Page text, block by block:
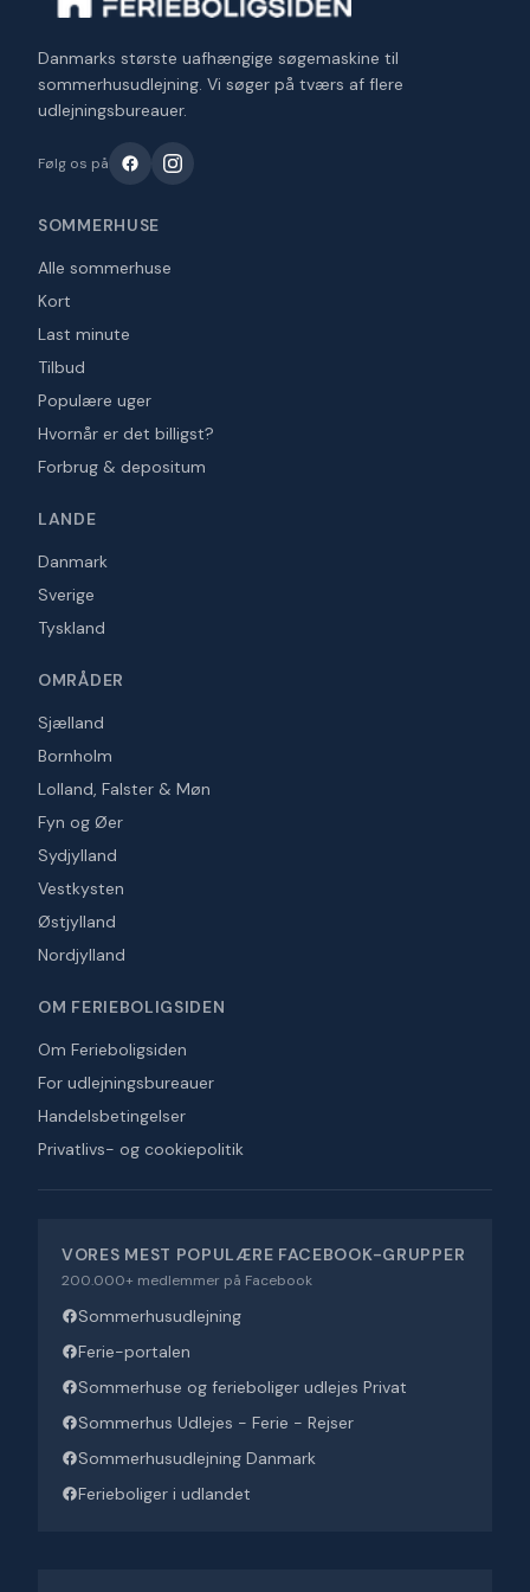
Danmarks største uafhængige søgemaskine til
sommerhusudlejning. Vi søger på tværs af flere
udlejningsbureauer.
Følg os på
SOMMERHUSE
Alle sommerhuse
Kort
Last minute
Tilbud
Populære uger
Hvornår er det billigst?
Forbrug & depositum
LANDE
Danmark
Sverige
Tyskland
OMRÅDER
Sjælland
Bornholm
Lolland, Falster & Møn
Fyn og Øer
Sydjylland
Vestkysten
Østjylland
Nordjylland
OM FERIEBOLIGSIDEN
Om Ferieboligsiden
For udlejningsbureauer
Handelsbetingelser
Privatlivs- og cookiepolitik
VORES MEST POPULÆRE FACEBOOK-GRUPPER
200.000+ medlemmer på Facebook
Sommerhusudlejning
Ferie-portalen
Sommerhuse og ferieboliger udlejes Privat
Sommerhus Udlejes - Ferie - Rejser
Sommerhusudlejning Danmark
Ferieboliger i udlandet